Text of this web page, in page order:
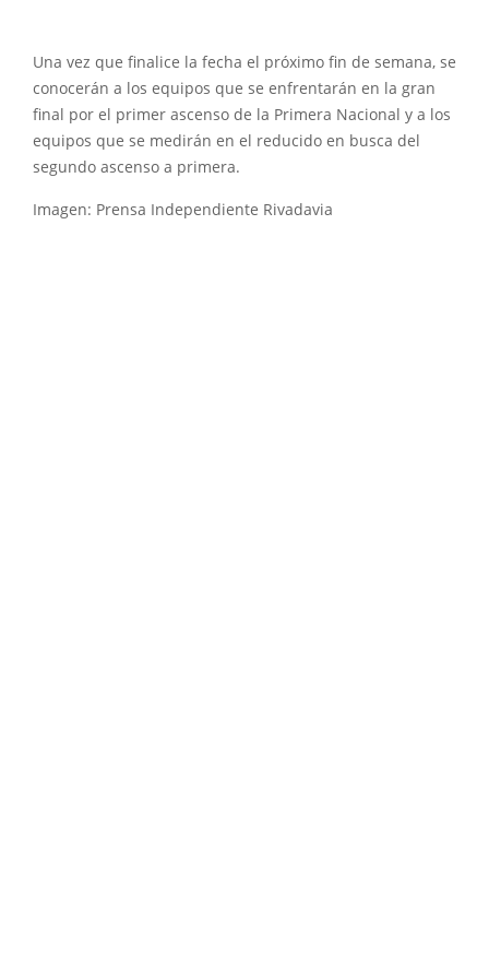
Una vez que finalice la fecha el próximo fin de semana, se
conocerán a los equipos que se enfrentarán en la gran
final por el primer ascenso de la Primera Nacional y a los
equipos que se medirán en el reducido en busca del
segundo ascenso a primera.
Imagen: Prensa Independiente Rivadavia